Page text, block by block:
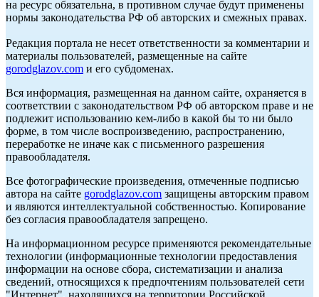
на ресурс обязательна, в противном случае будут применены
нормы законодательства РФ об авторских и смежных правах.
Редакция портала не несет ответственности за комментарии и
материалы пользователей, размещенные на сайте
gorodglazov.com и его субдоменах.
Вся информация, размещенная на данном сайте, охраняется в
соответствии с законодательством РФ об авторском праве и не
подлежит использованию кем-либо в какой бы то ни было
форме, в том числе воспроизведению, распространению,
переработке не иначе как с письменного разрешения
правообладателя.
Все фотографические произведения, отмеченные подписью
автора на сайте gorodglazov.com защищены авторским правом
и являются интеллектуальной собственностью. Копирование
без согласия правообладателя запрещено.
На информационном ресурсе применяются рекомендательные
технологии (информационные технологии предоставления
информации на основе сбора, систематизации и анализа
сведений, относящихся к предпочтениям пользователей сети